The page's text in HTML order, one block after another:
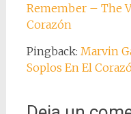
Remember – The
Corazón
Pingback: Marvin
Soplos En El